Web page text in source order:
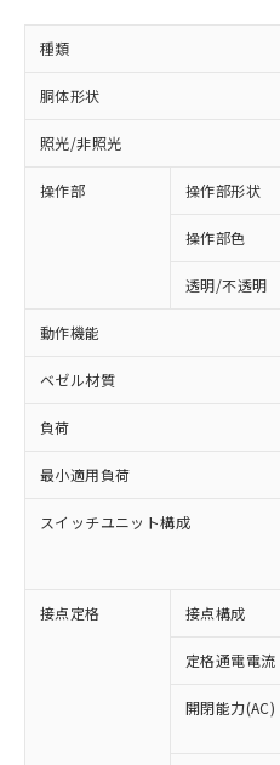
種類
胴体形状
照光/非照光
操作部 操作部形状
操作部色
透明/不透明
動作機能
ベゼル材質
負荷
最小適用負荷
スイッチユニット構成
接点定格 接点構成
定格通電電流
開閉能力(AC)
※1 対応状況
対応済み：EU
非含有に対応した製
対応予定：EU RoHS